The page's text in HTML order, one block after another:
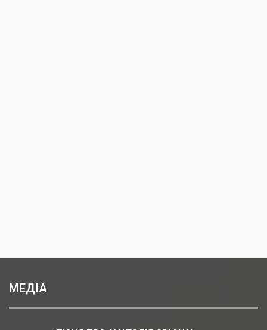
МЕДІА